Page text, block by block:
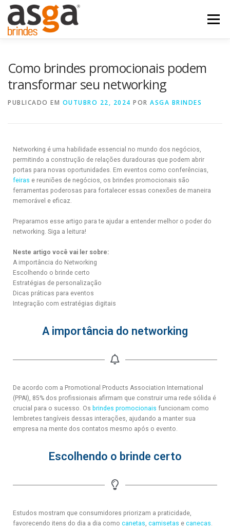
Menu
Como brindes promocionais podem
transformar seu networking
PUBLICADO EM OUTUBRO 22, 2024 POR ASGA BRINDES
Networking é uma habilidade essencial no mundo dos negócios,
permitindo a construção de relações duradouras que podem abrir
portas para novas oportunidades. Em eventos como conferências,
feiras e reuniões de negócios, os brindes promocionais são
ferramentas poderosas para fortalecer essas conexões de maneira
memorável e eficaz.
Preparamos esse artigo para te ajudar a entender melhor o poder do
networking. Siga a leitura!
Neste artigo você vai ler sobre:
A importância do Networking
Escolhendo o brinde certo
Estratégias de personalização
Dicas práticas para eventos
Integração com estratégias digitais
A importância do networking
De acordo com a Promotional Products Association International
(PPAI), 85% dos profissionais afirmam que construir uma rede sólida é
crucial para o sucesso. Os brindes promocionais funcionam como
lembretes tangíveis dessas interações, ajudando a manter sua
empresa na mente dos contatos mesmo após o evento.
Escolhendo o brinde certo
Estudos mostram que consumidores priorizam a praticidade,
favorecendo itens do dia a dia como canetas, camisetas e canecas.